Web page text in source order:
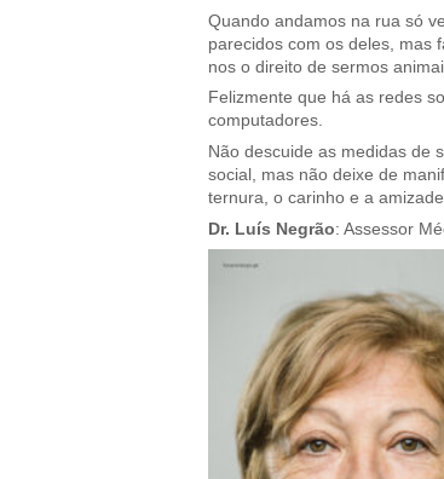
Quando andamos na rua só
parecidos com os deles, mas
nos o direito de sermos
Felizmente que há as redes
computadores.
Não descuide as medidas de
social, mas não deixe de
ternura, o carinho e a
Dr. Luís Negrão: Assessor